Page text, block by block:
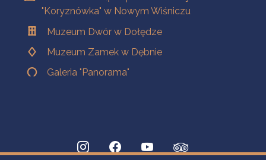
"Koryznówka" w Nowym Wiśniczu
Muzeum Dwór w Dołędze
Muzeum Zamek w Dębnie
Galeria "Panorama"